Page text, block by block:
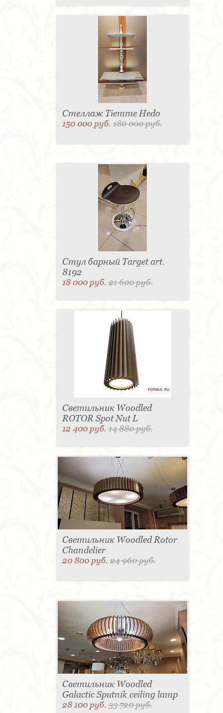
Стеллаж Tiemme Hedo
150 000 руб.180 000 руб.
Стул барный Target art.
8192
18 000 руб.21 600 руб.
Светильник Woodled
ROTOR Spot Nut L
12 400 руб.14 880 руб.
Светильник Woodled Rotor
Chandelier
20 800 руб.24 960 руб.
Светильник Woodled
Galactic Sputnik ceiling lamp
28 100 руб.33 720 руб.